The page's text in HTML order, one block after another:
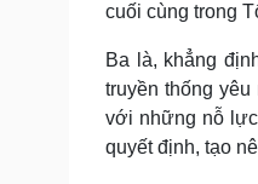
cuối cùng trong
Ba là, khẳng
truyền thống
với những nỗ
quyết định, tạo